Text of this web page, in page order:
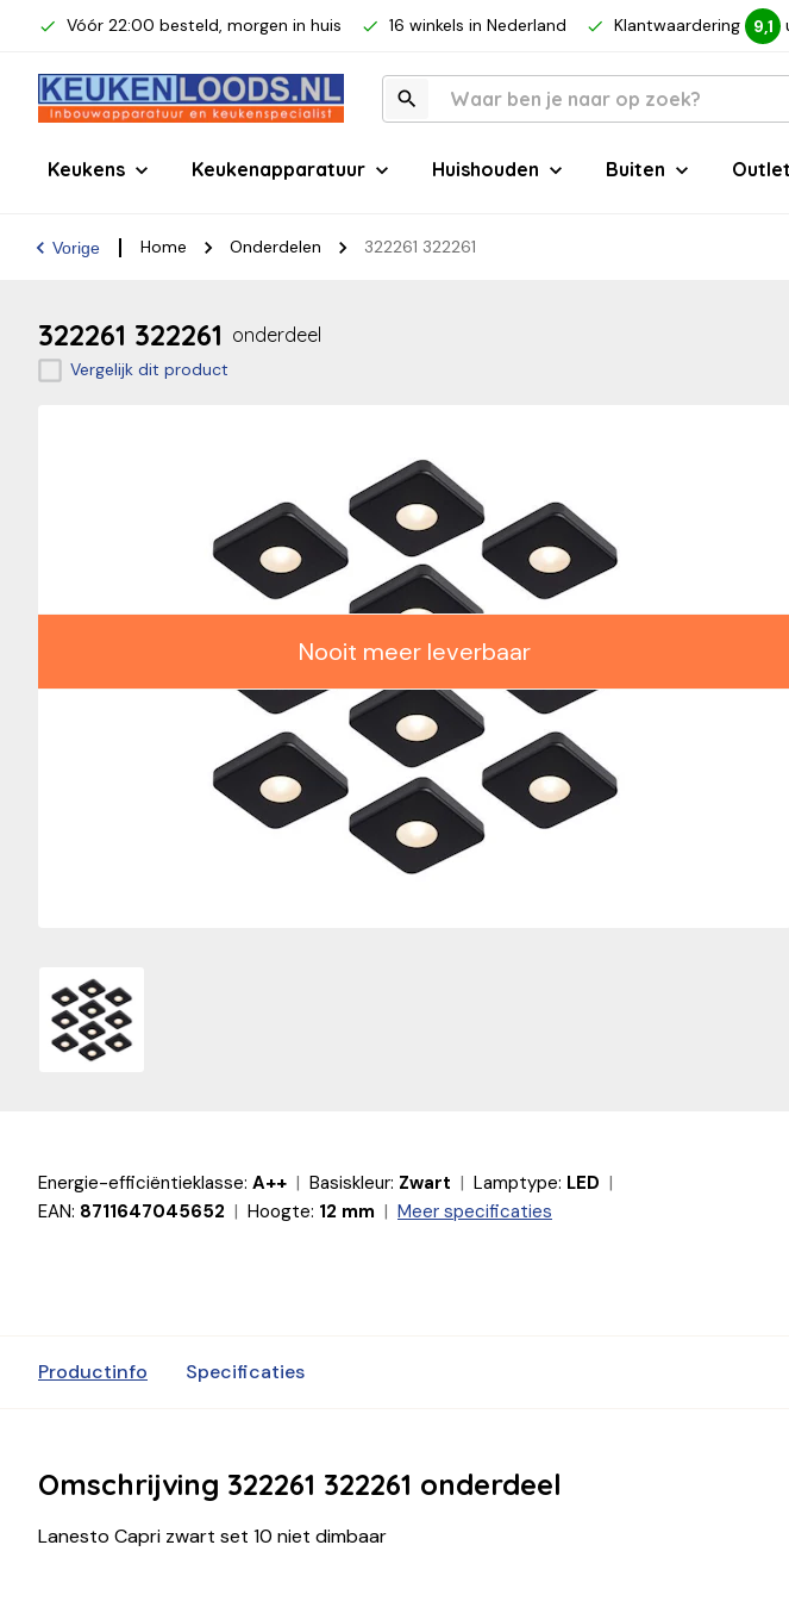
Vóór 22:00 besteld, morgen in huis 16 winkels in Nederland Klantwaardering 9,1
Keukens Keukenapparatuur Huishouden Buiten Outlet
Vorige Home Onderdelen 322261 322261
322261 322261 onderdeel
Vergelijk dit product
Nooit meer leverbaar
Energie-efficiëntieklasse: A++ Basiskleur: Zwart Lamptype: LED
EAN: 8711647045652 Hoogte: 12 mm Meer specificaties
Productinfo Specificaties
Omschrijving 322261 322261 onderdeel
Lanesto Capri zwart set 10 niet dimbaar